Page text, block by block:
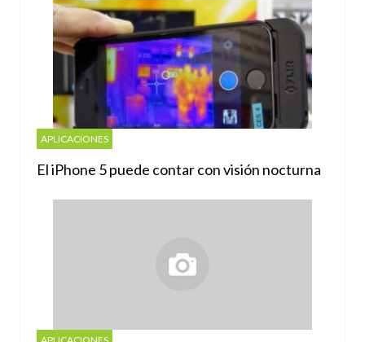
APLICACIONES
El iPhone 5 puede contar con visión nocturna